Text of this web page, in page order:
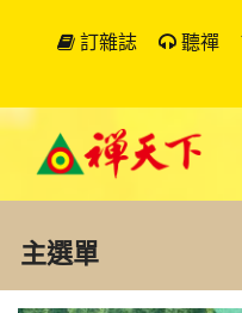
訂雜誌 聽禪
主選單